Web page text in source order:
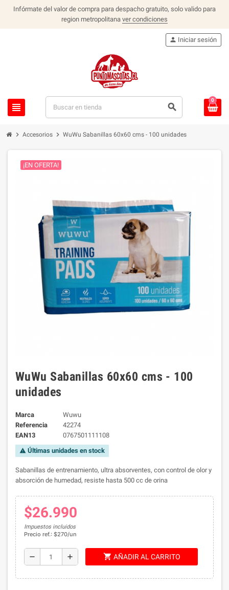
Infórmate del valor de compra para despacho gratuito, solo valido para
region metropolitana ver condiciones
view_headline search
person Iniciar sesión
0
chevron_right Accesorios chevron_right WuWu Sabanillas 60x60 cms - 100 unidades
¡EN OFERTA!
WuWu Sabanillas 60x60 cms - 100
unidades
Marca
Wuwu
Referencia
42274
EAN13
0767501111108
warning Últimas unidades en stock
Sabanillas de entrenamiento, ultra absorventes, con control de olor y
absorción de humedad, resiste hasta 500 cc de orina
$26.990
Impuestos incluidos
Precio ref.: $270/un
remove add shopping_cart AÑADIR AL CARRITO